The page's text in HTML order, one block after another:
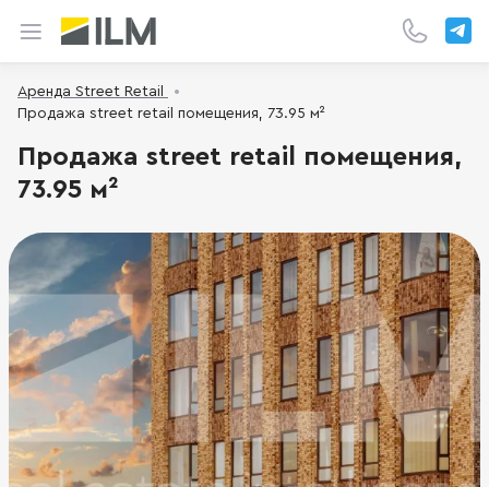
Аренда Street Retail
Продажа street retail помещения, 73.95 м²
Продажа street retail помещения,
73.95 м²